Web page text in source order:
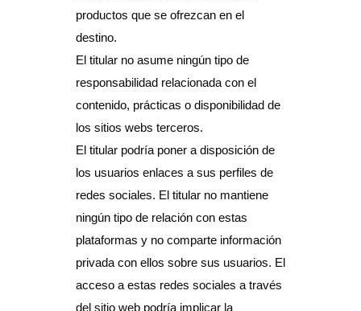
productos que se ofrezcan en el
destino.
El titular no asume ningún tipo de
responsabilidad relacionada con el
contenido, prácticas o disponibilidad de
los sitios webs terceros.
El titular podría poner a disposición de
los usuarios enlaces a sus perfiles de
redes sociales. El titular no mantiene
ningún tipo de relación con estas
plataformas y no comparte información
privada con ellos sobre sus usuarios. El
acceso a estas redes sociales a través
del sitio web podría implicar la